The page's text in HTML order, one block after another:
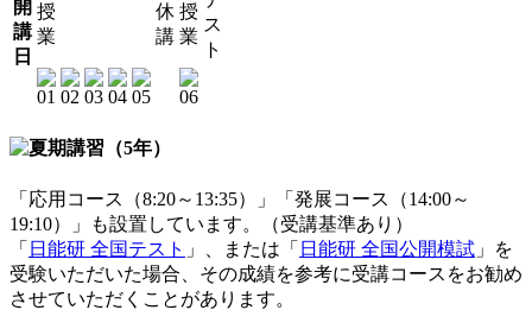
開
講
日
授
業
休
講
授
業
ス
ト
「応用コース（8:20～13:35）」「発展コース（14:00～
19:10）」も設置しています。（受講基準あり）
「 日能研 全国テスト 」、または「 日能研 全国公開模試 」を
受験いただいた場合、その成績を参考に受講コースをお勧め
させていただくことがあります。